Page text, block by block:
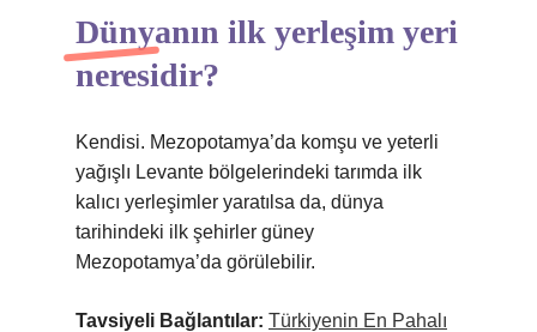
Dünyanın ilk yerleşim yeri
neresidir?
Kendisi. Mezopotamya’da komşu ve yeterli
yağışlı Levante bölgelerindeki tarımda ilk
kalıcı yerleşimler yaratılsa da, dünya
tarihindeki ilk şehirler güney
Mezopotamya’da görülebilir.
Tavsiyeli Bağlantılar: Türkiyenin En Pahalı